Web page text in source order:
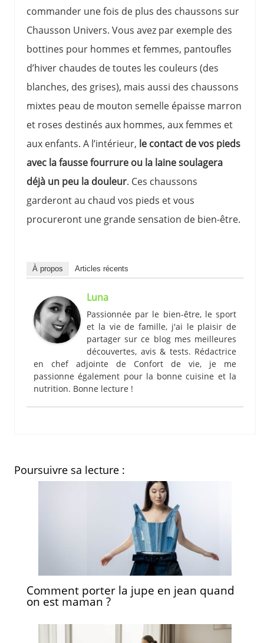
commander une fois de plus des chaussons sur
Chausson Univers. Vous avez par exemple des
bottines pour hommes et femmes, pantoufles
d’hiver chaudes de toutes les couleurs (des
blanches, des grises), mais aussi des chaussons
mixtes peau de mouton semelle épaisse marron
et roses destinés aux hommes, aux femmes et
aux enfants. A l’intérieur, le contact de vos pieds
avec la fausse fourrure ou la laine soulagera
déjà un peu la douleur. Ces chaussons
garderont au chaud vos pieds et vous
procureront une grande sensation de bien-être.
À propos Articles récents
Luna
Passionnée par le bien-être, le sport
et la vie de famille, j'ai le plaisir de
partager sur ce blog mes meilleures
découvertes, avis & tests. Rédactrice
en chef adjointe de Confort de vie, je me
passionne également pour la bonne cuisine et la
nutrition. Bonne lecture !
Poursuivre sa lecture :
Comment porter la jupe en jean quand
on est maman ?